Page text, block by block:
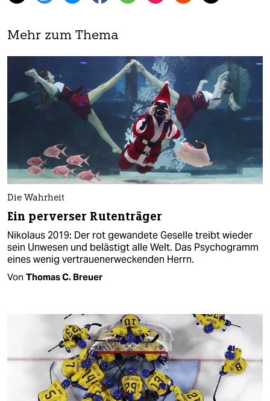
Mehr zum Thema
Die Wahrheit
Ein perverser Rutenträger
Nikolaus 2019: Der rot gewandete Geselle treibt wieder
sein Unwesen und belästigt alle Welt. Das Psychogramm
eines wenig vertrauenerweckenden Herrn.
Von Thomas C. Breuer